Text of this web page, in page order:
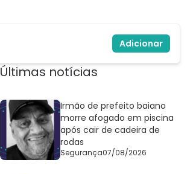
Adicionar
Últimas notícias
Irmão de prefeito baiano
morre afogado em piscina
após cair de cadeira de
rodas
Segurança07/08/2026